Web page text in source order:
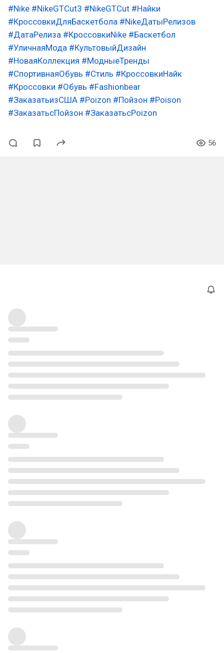
#Nike #NikeGTCut3 #NikeGTCut #Найки
#КроссовкиДляБаскетбола #NikeДатыРелизов
#ДатаРелиза #КроссовкиNike #Баскетбол
#УличнаяМода #КультовыйДизайн
#НоваяКоллекция #МодныеТренды
#СпортивнаяОбувь #Стиль #КроссовкиНайк
#Кроссовки #Обувь #Fashionbear
#ЗаказатьизСША #Poizon #Пойзон #Poison
#ЗаказатьсПойзон #ЗаказатьсPoizon
56